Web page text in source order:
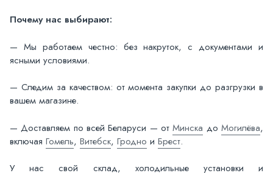
Почему нас выбирают:
— Мы работаем честно: без накруток, с документами и
ясными условиями.
— Следим за качеством: от момента закупки до разгрузки в
вашем магазине.
— Доставляем по всей Беларуси — отМинска доМогилёва,
включая Гомель, Витебск, Гродно и Брест.
У нас свой склад, холодильные установки и